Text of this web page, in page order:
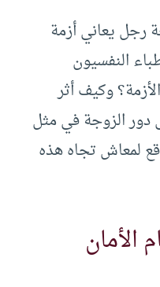
رجل يعاني أزمة
النفسيون
وكيف أثر
دور الزوجة في مثل
لمعاش تجاه هذه
الأمان